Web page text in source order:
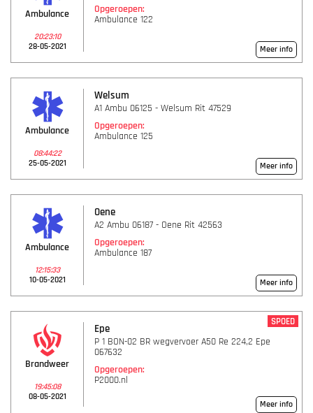
Ambulance
20:23:10
28-05-2021
Opgeroepen:
Ambulance 122
Meer info
Ambulance
08:44:22
25-05-2021
Welsum
A1 Ambu 06125 - Welsum Rit 47529
Opgeroepen:
Ambulance 125
Meer info
Ambulance
12:15:33
10-05-2021
Oene
A2 Ambu 06187 - Oene Rit 42563
Opgeroepen:
Ambulance 187
Meer info
Brandweer
19:45:08
08-05-2021
Epe
SPOED
P 1 BON-02 BR wegvervoer A50 Re 224,2 Epe
067632
Opgeroepen:
P2000.nl
Meer info